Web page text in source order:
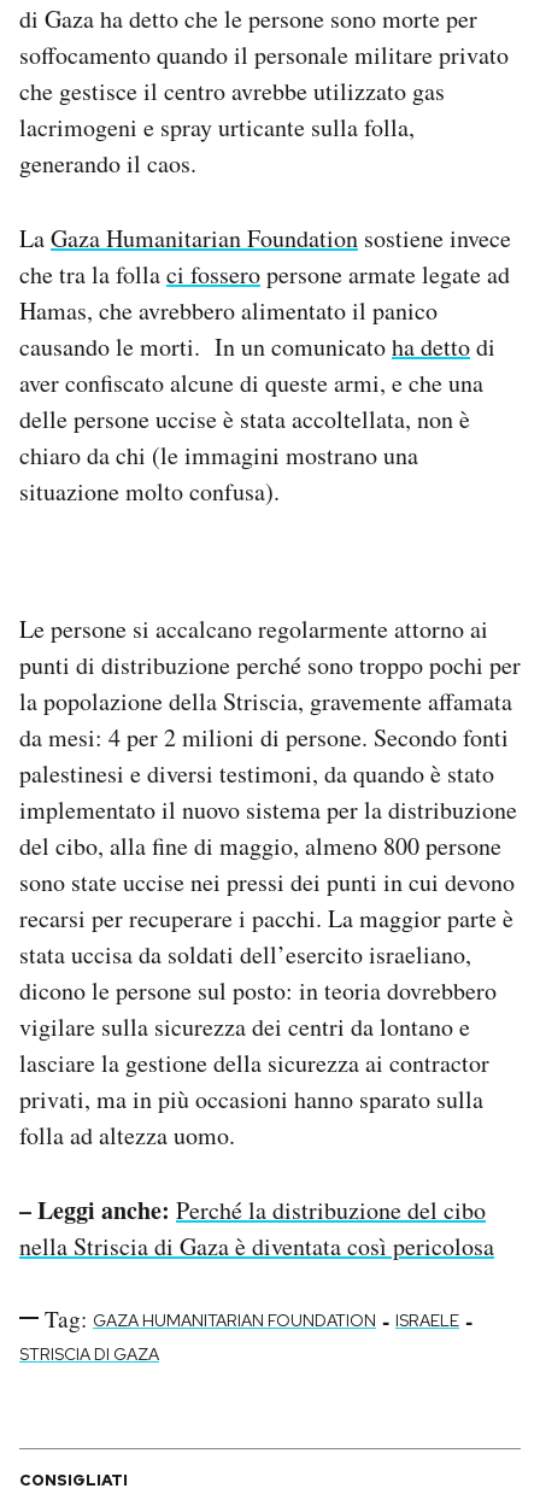
Hai bisogno di aiuto?
Esci
di Gaza ha detto che le persone sono morte per
soffocamento quando il personale militare privato
che gestisce il centro avrebbe utilizzato gas
lacrimogeni e spray urticante sulla folla,
generando il caos.
LaGaza Humanitarian Foundation sostiene invece
che tra la follaci fosseropersone armate legate ad
Hamas, che avrebbero alimentato il panico
causando le morti. In un comunicatoha dettodi
aver confiscato alcune di queste armi, e che una
delle persone uccise è stata accoltellata, non è
chiaro da chi (le immagini mostrano una
situazione molto confusa).
Le persone si accalcano regolarmente attorno ai
punti di distribuzione perché sono troppo pochi per
la popolazione della Striscia, gravemente affamata
da mesi: 4 per 2 milioni di persone. Secondo fonti
palestinesi e diversi testimoni, da quando è stato
implementato il nuovo sistema per la distribuzione
del cibo, alla fine di maggio, almeno 800 persone
sono state uccise nei pressi dei punti in cui devono
recarsi per recuperare i pacchi. La maggior parte è
stata uccisa da soldati dell’esercito israeliano,
dicono le persone sul posto: in teoria dovrebbero
vigilare sulla sicurezza dei centri da lontano e
lasciare la gestione della sicurezza ai contractor
privati, ma in più occasioni hanno sparato sulla
folla ad altezza uomo.
– Leggi anche: Perché la distribuzione del cibo
nella Striscia di Gaza è diventata così pericolosa
Tag: GAZA HUMANITARIAN FOUNDATION - ISRAELE -
STRISCIA DI GAZA
CONSIGLIATI